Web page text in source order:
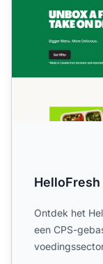
HelloFresh
Ontdek het
een CPS-